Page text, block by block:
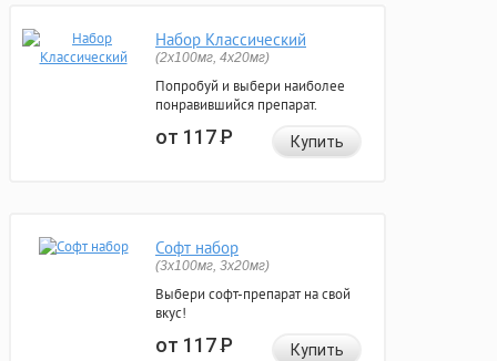
Набор Классический
(2x100мг, 4x20мг)
Попробуй и выбери наиболее
понравившийся препарат.
от 117Р Купить
Софт набор
(3x100мг, 3x20мг)
Выбери софт-препарат на свой
вкус!
от 117Р Купить